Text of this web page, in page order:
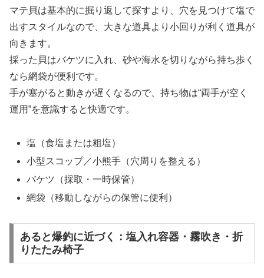
マテ貝は基本的に掘り返して探すより、穴を見つけて塩で
出すスタイルなので、大きな道具より小回りが利く道具が
向きます。
採った貝はバケツに入れ、砂や海水を切りながら持ち歩く
なら網袋が便利です。
手が塞がると動きが遅くなるので、持ち物は“両手が空く
運用”を意識すると快適です。
塩（食塩または粗塩）
小型スコップ／小熊手（穴周りを整える）
バケツ（採取・一時保管）
網袋（移動しながらの保管に便利）
あると爆釣に近づく：塩入れ容器・霧吹き・折
りたたみ椅子